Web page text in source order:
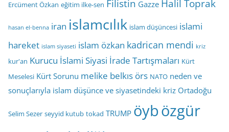
Ercüment Özkan eğitim ilke-sen Filistin Gazze Halil Toprak
hasan el-benna iran islamcılık islam düşüncesi islami
hareket islam siyaseti islam özkan kadrican mendi kriz
kur'an Kurucu İslami Siyasi İrade Tartışmaları Kürt
Meselesi Kürt Sorunu melike belkıs örs NATO neden ve
sonuçlarıyla islam düşünce ve siyasetindeki kriz Ortadoğu
Selim Sezer seyyid kutub tokad TRUMP öybözgür